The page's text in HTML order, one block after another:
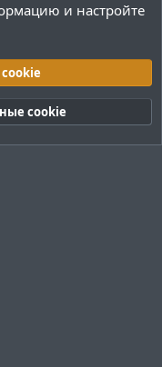
R
и настройте
cookie